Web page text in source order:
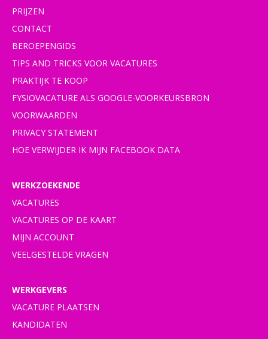
PRIJZEN
CONTACT
BEROEPENGIDS
TIPS AND TRICKS VOOR VACATURES
PRAKTIJK TE KOOP
FYSIOVACATURE ALS GOOGLE-VOORKEURSBRON
VOORWAARDEN
PRIVACY STATEMENT
HOE VERWIJDER IK MIJN FACEBOOK DATA
WERKZOEKENDE
VACATURES
VACATURES OP DE KAART
MIJN ACCOUNT
VEELGESTELDE VRAGEN
WERKGEVERS
VACATURE PLAATSEN
KANDIDATEN